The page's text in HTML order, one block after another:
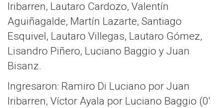
Iribarren, Lautaro Cardozo, Valentín
Aguiñagalde, Martín Lazarte, Santiago
Esquivel, Lautaro Villegas, Lautaro Gómez,
Lisandro Piñero, Luciano Baggio y Juan
Bisanz.
Ingresaron: Ramiro Di Luciano por Juan
Iribarren, Víctor Ayala por Luciano Baggio (0′